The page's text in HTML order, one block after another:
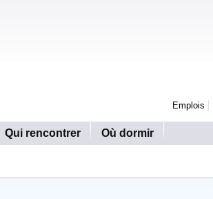
Emplois
Qui rencontrer Où dormir